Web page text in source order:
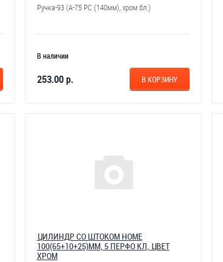
Ручка-93 (А-75 РС (140мм), хром бл.)
В наличии
253.00 р. В КОРЗИНУ
ЦИЛИНДР СО ШТОКОМ HOME
100(65+10+25)ММ, 5 ПЕРФО КЛ, ЦВЕТ
ХРОМ